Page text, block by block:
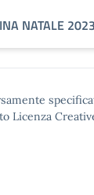
NATALE
Licenza